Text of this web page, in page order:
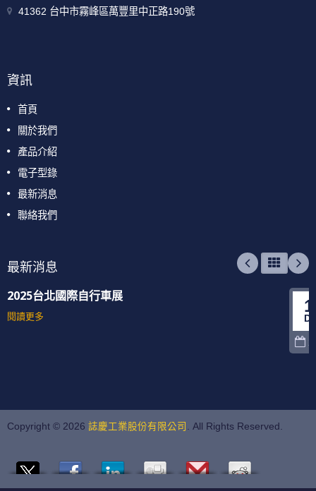
41362 台中市霧峰區萬豐里中正路190號
資訊
首頁
關於我們
產品介紹
電子型錄
最新消息
聯絡我們
最新消息
2025台北國際自行車展
閱讀更多
Copyright © 2026 誌慶工業股份有限公司 . All Rights Reserved.